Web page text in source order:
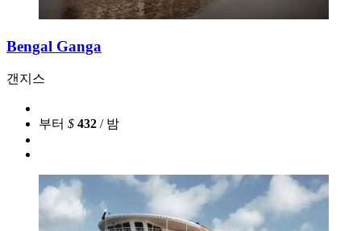
Bengal Ganga
갠지스
부터 $ 432 / 밤